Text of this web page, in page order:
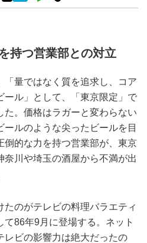
持つ営業部との対立
「量ではなく質を追求し、コア
ール」として、「東京限定」で
た。価格はラガーと変わらない
ルのような尖ったビールを目
倒的な力を持つ営業部が、東京
奈川や埼玉の酒屋から不満が出
たのがテレビの料理バラエティ
86年9月に登場する。ネット
レビの影響力は絶大だったの